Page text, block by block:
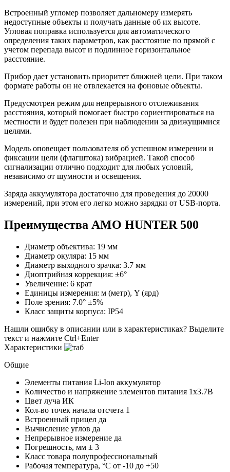
Встроенный угломер позволяет дальномеру измерять
недоступные объекты и получать данные об их высоте.
Угловая поправка используется для автоматического
определения таких параметров, как расстояние по прямой с
учетом перепада высот и подлинное горизонтальное
расстояние.
Прибор дает установить приоритет ближней цели. При таком
формате работы он не отвлекается на фоновые объекты.
Предусмотрен режим для непрерывного отслеживания
расстояния, который помогает быстро сориентироваться на
местности и будет полезен при наблюдении за движущимися
целями.
Модель оповещает пользователя об успешном измерении и
фиксации цели (флагштока) вибрацией. Такой способ
сигнализации отлично подходит для любых условий,
независимо от шумности и освещения.
Заряда аккумулятора достаточно для проведения до 20000
измерений, при этом его легко можно зарядки от USB-порта.
Преимущества AMO HUNTER 500
Диаметр объектива: 19 мм
Диаметр окуляра: 15 мм
Диаметр выходного зрачка: 3.7 мм
Диоптрийная коррекция: ±6°
Увеличение: 6 крат
Единицы измерения: м (метр), Y (ярд)
Поле зрения: 7.0° ±5%
Класс защиты корпуса: IP54
Нашли ошибку в описании или в характеристиках? Выделите
текст и нажмите Ctrl+Enter
Характеристики
Общие
Элементы питания Li-Ion аккумулятор
Количество и напряжение элементов питания 1х3.7В
Цвет луча ИК
Кол-во точек начала отсчета 1
Встроенный прицел да
Вычисление углов да
Непрерывное измерение да
Погрешность, мм ± 3
Класс товара полупрофессиональный
Рабочая температура, °С от -10 до +50